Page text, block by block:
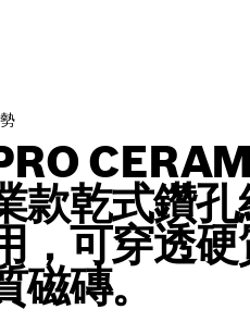
款乾式鑽
，可穿透
磁磚。